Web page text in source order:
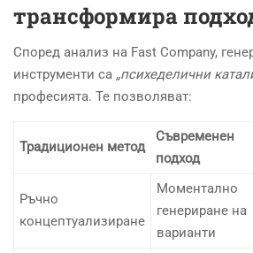
трансформира
Според анализ на Fast Company,
инструменти са „психeделични
професията. Те позволяват:
Традиционен метод
Съвременен
подход
Ръчно
концептуализиране
Моментално
генериране на
варианти